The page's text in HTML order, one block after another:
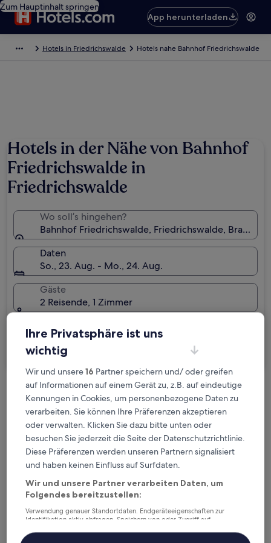
Zum Hauptinhalt springen
App herunterladen
Hotels in Friedrichswalde Hotels nahe Bahnhof Friedrichswalde
Hotels in der Nähe von Bahnhof
Friedrichswalde in
Friedrichswalde
Wo soll’s hingehen?
Bahnhof Friedrichswalde, Friedrichswalde,
Daten
So., 23. Aug. - Mo., 24. Aug.
Gäste
2 Reisende, 1 Zimmer
Kostenlose Stornierung bei
Planänderungen
Verdiene Prämien für jede
wahrgenommene Übernachtung
Mehr sparen mit Preisen für Mitglieder
Überprüfe die Preise für diese Daten
Ihre Privatsphäre ist uns
wichtig
Wir und unsere16 Partner speichern und/ oder greifen
auf Informationen auf einem Gerät zu, z.B. auf eindeutige
Kennungen in Cookies, um personenbezogene Daten zu
verarbeiten. Sie können Ihre Präferenzen akzeptieren
oder verwalten. Klicken Sie dazu bitte unten oder
besuchen Sie jederzeit die Seite der Datenschutzrichtlinie.
Diese Präferenzen werden unseren Partnern signalisiert
und haben keinen Einfluss auf Surfdaten.
Wir und unsere Partner verarbeiten Daten, um
Folgendes bereitzustellen:
Verwendung genauer Standortdaten. Endgeräteeigenschaften zur
Identifikation aktiv abfragen. Speichern von oder Zugriff auf
Inhalte, Messung von Werbeleistung und der Performance von Inhalten,